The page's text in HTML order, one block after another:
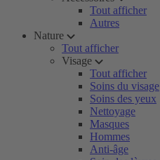
Tout afficher
Autres
Nature
Tout afficher
Visage
Tout afficher
Soins du visage
Soins des yeux
Nettoyage
Masques
Hommes
Anti-âge